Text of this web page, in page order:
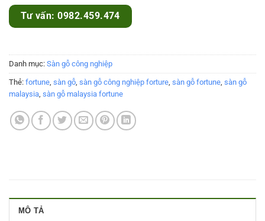
Tư vấn: 0982.459.474
Danh mục: Sàn gỗ công nghiệp
Thẻ: fortune, sàn gỗ, sàn gỗ công nghiệp forture, sàn gỗ fortune, sàn gỗ
malaysia, sàn gỗ malaysia fortune
MÔ TẢ